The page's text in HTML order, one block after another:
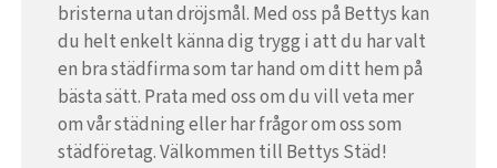
bristerna utan dröjsmål. Med oss på Bettys kan
du helt enkelt känna dig trygg i att du har valt
en bra städfirma som tar hand om ditt hem på
bästa sätt. Prata med oss om du vill veta mer
om vår städning eller har frågor om oss som
städföretag. Välkommen till Bettys Städ!